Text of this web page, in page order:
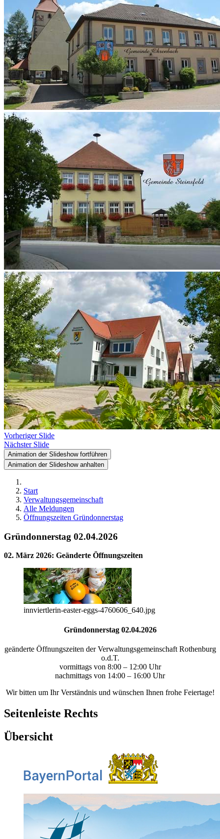
Vorheriger Slide
Nächster Slide
Animation der Slideshow fortführen
Animation der Slideshow anhalten
Start
Verwaltungsgemeinschaft
Alle Meldungen
Öffnungszeiten Gründonnerstag
Gründonnerstag 02.04.2026
02. März 2026: Geänderte Öffnungszeiten
innviertlerin-easter-eggs-4760606_640.jpg
Gründonnerstag 02.04.2026
geänderte Öffnungszeiten der Verwaltungsgemeinschaft Rothenburg
o.d.T.
vormittags von 8:00 – 12:00 Uhr
nachmittags von 14:00 – 16:00 Uhr
Wir bitten um Ihr Verständnis und wünschen Ihnen frohe Feiertage!
Seitenleiste Rechts
Übersicht